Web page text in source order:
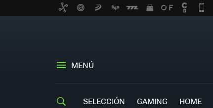
MENÚ
SELECCIÓN GAMING HOME